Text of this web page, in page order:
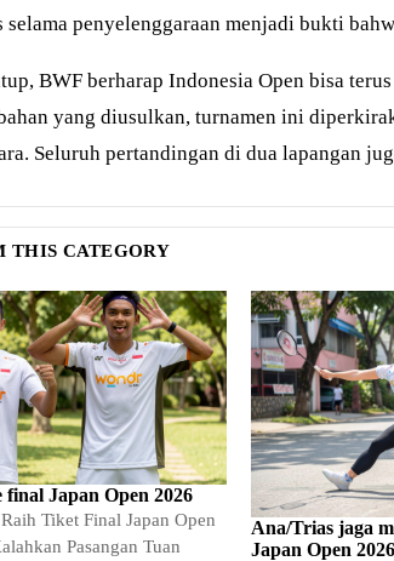
selama penyelenggaraan menjadi bukti
BWF berharap Indonesia Open bisa
yang diusulkan, turnamen ini
Seluruh pertandingan di dua lapangan
THIS CATEGORY
Japan Open 2026
Tiket Final Japan Open
Pasangan Tuan
Ana/Trias jaga
Japan Open 2026